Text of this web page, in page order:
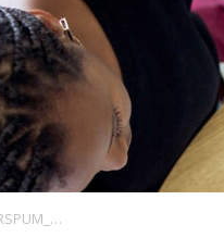
5e Journée annuelle RRSPUM_28 mars 2018